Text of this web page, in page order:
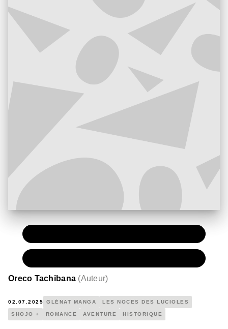
Oreco Tachibana (Auteur)
02.07.2025 GLÉNAT MANGA LES NOCES DES LUCIOLES
SHOJO + ROMANCE AVENTURE HISTORIQUE